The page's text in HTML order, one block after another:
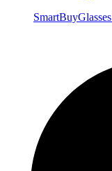
SmartBuyGlasses